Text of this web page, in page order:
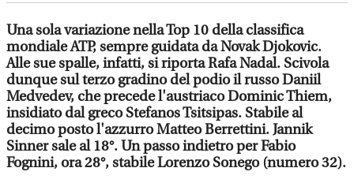
Una sola variazione nella Top 10 della classifica
mondiale ATP, sempre guidata da Novak Djokovic.
Alle sue spalle, infatti, si riporta Rafa Nadal. Scivola
dunque sul terzo gradino del podio il russo Daniil
Medvedev, che precede l'austriaco Dominic Thiem,
insidiato dal greco Stefanos Tsitsipas. Stabile al
decimo posto l'azzurro Matteo Berrettini. Jannik
Sinner sale al 18°. Un passo indietro per Fabio
Fognini, ora 28°, stabile Lorenzo Sonego (numero 32).